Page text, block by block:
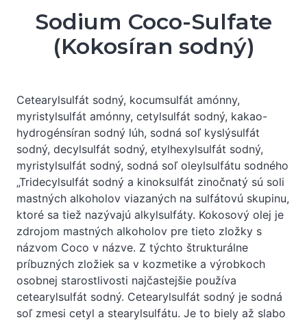
Sodium Coco-Sulfate
(Kokosíran sodný)
Cetearylsulfát sodný, kocumsulfát amónny,
myristylsulfát amónny, cetylsulfát sodný, kakao-
hydrogénsíran sodný lúh, sodná soľ kyslýsulfát
sodný, decylsulfát sodný, etylhexylsulfát sodný,
myristylsulfát sodný, sodná soľ oleylsulfátu sodného
„Tridecylsulfát sodný a kinoksulfát zinočnatý sú soli
mastných alkoholov viazaných na sulfátovú skupinu,
ktoré sa tiež nazývajú alkylsulfáty. Kokosový olej je
zdrojom mastných alkoholov pre tieto zložky s
názvom Coco v názve. Z týchto štrukturálne
príbuzných zložiek sa v kozmetike a výrobkoch
osobnej starostlivosti najčastejšie používa
cetearylsulfát sodný. Cetearylsulfát sodný je sodná
soľ zmesi cetyl a stearylsulfátu. Je to biely až slabo